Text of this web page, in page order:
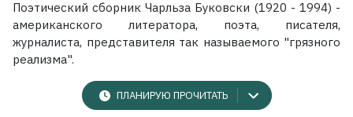
Поэтический сборник Чарльза Буковски (1920 - 1994) -
американского литератора, поэта, писателя,
журналиста, представителя так называемого "грязного
реализма".
ПЛАНИРУЮ ПРОЧИТАТЬ